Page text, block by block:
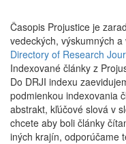
Časopis Projustice je
vedeckých, výskumných
Directory of Research
Indexované články z
Do DRJI indexu
podmienkou indexovania
abstrakt, kľúčové slová v
chcete aby boli články
iných krajín, odporúčame